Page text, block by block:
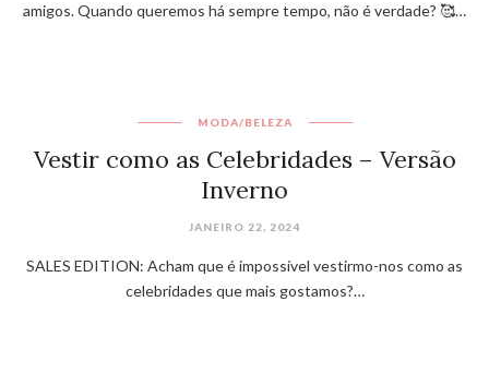
amigos. Quando queremos há sempre tempo, não é verdade? 🥰…
MODA/BELEZA
Vestir como as Celebridades – Versão
Inverno
JANEIRO 22, 2024
SALES EDITION: Acham que é impossível vestirmo-nos como as
celebridades que mais gostamos?…